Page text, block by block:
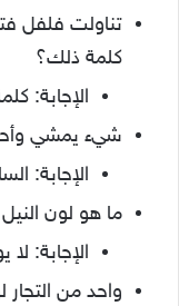
تناولت فلفل
كلمة ذلك؟
الإجابة:
شيء يمشي
الإجابة:
ما هو لون النيل
الإجابة:
واحد من